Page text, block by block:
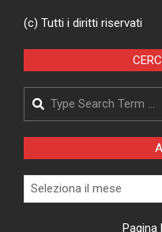
(c) Tutti i diritti riservati
Pagina